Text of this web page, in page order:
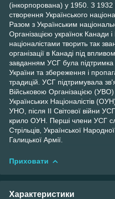
(інкорпорована) у 1950. З
створення Українського
Разом з Українським
Організацією українок Канади
націоналістами творить так
організації в Канаді під
завданням УСГ була підтримка
України та збереження і
традицій. УСГ підтримувала
Військовою Організацією (УВО)
Українських Націоналістів
УНО, після ІІ Світової війни
крило ОУН. Перші члени УСГ
Стрільців, Української
Галицької Армії.
Приховати
Характеристики